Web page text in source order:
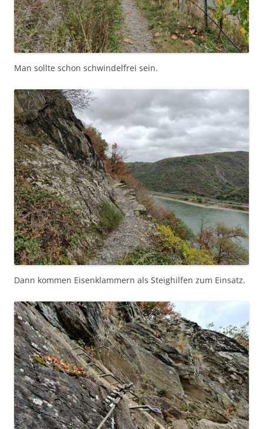
Man sollte schon schwindelfrei sein.
Dann kommen Eisenklammern als Steighilfen zum Einsatz.